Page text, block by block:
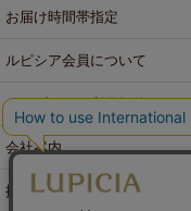
お届け時間帯指定
ルピシア会員について
ウェブサイト利用規約
会社案内
採用情報